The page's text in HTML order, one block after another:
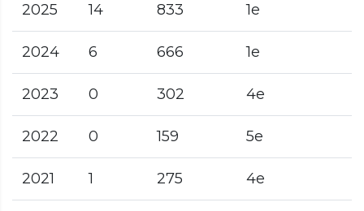
2025 14 833 1e
2024 6 666 1e
2023 0 302 4e
2022 0 159 5e
2021 1 275 4e